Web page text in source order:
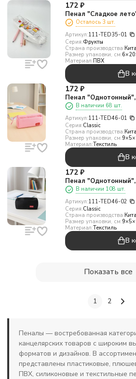
172 ₽
Пенал "Сладкое
Осталось 3 шт.
Артикул:111-TED35-01
Серия:Фрукты
Страна производства:
Размер упаковки, см:
Материал:ПВХ
В
172 ₽
Пенал
В наличии 68 шт.
Артикул:111-TED46-01
Серия:Classic
Страна производства:
Размер упаковки, см:
Материал:Текстиль
В
172 ₽
Пенал "Однотонный",
В наличии 108 шт.
Артикул:111-TED46-02
Серия:Classic
Страна производства:
Размер упаковки, см:
Материал:Текстиль
В
Показать все
1 2
Пеналы — востребованная
канцелярских товаров с широким
форматов и дизайнов. В
представлены пластиковые,
ПВХ, силиконовые и текстильные